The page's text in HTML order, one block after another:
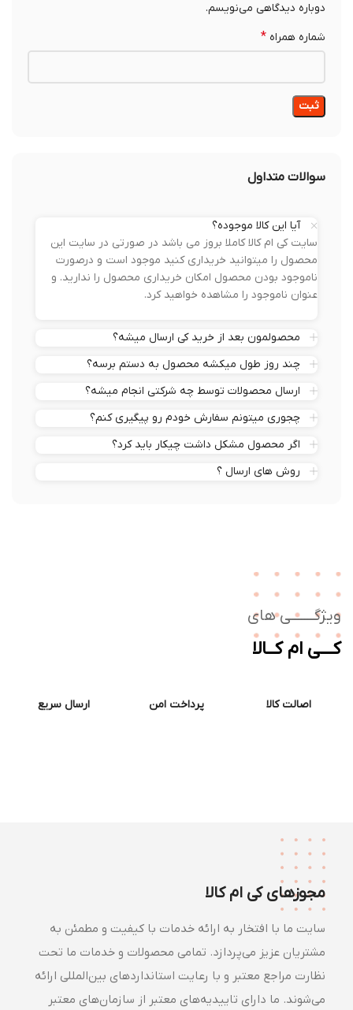
دوباره دیدگاهی می‌نویسم.
شماره همراه*
سوالات متداول
آیا این کالا موجوده؟
سایت کی ام کالا کاملا بروز می باشد در صورتی در سایت این
محصول را میتوانید خریداری کنید موجود است و درصورت
ناموجود بودن محصول امکان خریداری محصول را ندارید. و
عنوان ناموجود را مشاهده خواهید کرد.
محصولمون بعد از خرید کی ارسال میشه؟
چند روز طول میکشه محصول به دستم برسه؟
ارسال محصولات توسط چه شرکتی انجام میشه؟
چجوری میتونم سفارش خودم رو پیگیری کنم؟
اگر محصول مشکل داشت چیکار باید کرد؟
روش های ارسال ؟
های
ام کــالا
اصالت کالا پرداخت امن ارسال سریع
مجوزهای کی ام کالا
سایت ما با افتخار به ارائه خدمات با کیفیت و مطمئن به
مشتریان عزیز می‌پردازد. تمامی محصولات و خدمات ما تحت
نظارت مراجع معتبر و با رعایت استانداردهای بین‌المللی ارائه
می‌شوند. ما دارای تاییدیه‌های معتبر از سازمان‌های معتبر